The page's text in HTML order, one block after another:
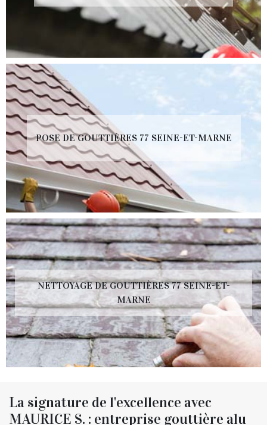
POSE DE GOUTTIÈRES 77 SEINE-ET-MARNE
NETTOYAGE DE GOUTTIÈRES 77 SEINE-ET-
MARNE
La signature de l'excellence avec
MAURICE S. : entreprise gouttière alu